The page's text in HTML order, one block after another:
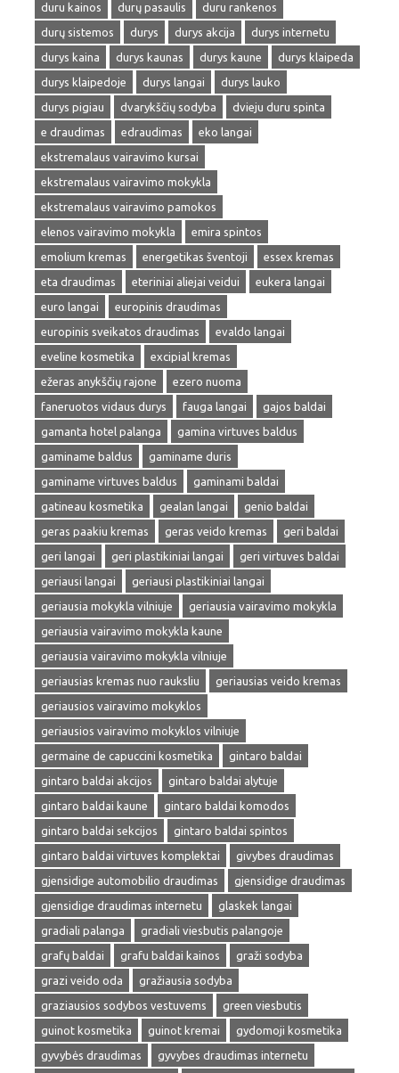
duru kainos
durų pasaulis
duru rankenos
durų sistemos
durys durys akcija
durys internetu
durys kaina
durys kaunas durys kaune
durys klaipeda
durys klaipedoje
durys langai
durys lauko
durys pigiau
dvarykščių sodyba
dvieju duru spinta
e draudimas
edraudimas
eko langai
ekstremalaus vairavimo kursai
ekstremalaus vairavimo mokykla
ekstremalaus vairavimo pamokos
elenos vairavimo mokykla
emira spintos
emolium kremas
energetikas šventoji
essex kremas
eta draudimas
eteriniai aliejai veidui
eukera langai
euro langai
europinis draudimas
europinis sveikatos draudimas
evaldo langai
eveline kosmetika
excipial kremas
ežeras anykščių rajone
ezero nuoma
faneruotos vidaus durys
fauga langai
gajos baldai
gamanta hotel palanga
gamina virtuves baldus
gaminame baldus
gaminame duris
gaminame virtuves baldus
gaminami baldai
gatineau kosmetika
gealan langai
genio baldai
geras paakiu kremas
geras veido kremas
geri baldai
geri langai
geri plastikiniai langai
geri virtuves baldai
geriausi langai
geriausi plastikiniai langai
geriausia mokykla vilniuje
geriausia vairavimo mokykla
geriausia vairavimo mokykla kaune
geriausia vairavimo mokykla vilniuje
geriausias kremas nuo rauksliu
geriausias veido kremas
geriausios vairavimo mokyklos
geriausios vairavimo mokyklos vilniuje
germaine de capuccini kosmetika
gintaro baldai
gintaro baldai akcijos
gintaro baldai alytuje
gintaro baldai kaune
gintaro baldai komodos
gintaro baldai sekcijos
gintaro baldai spintos
gintaro baldai virtuves komplektai
givybes draudimas
gjensidige automobilio draudimas
gjensidige draudimas
gjensidige draudimas internetu
glaskek langai
gradiali palanga
gradiali viesbutis palangoje
grafų baldai
grafu baldai kainos
graži sodyba
grazi veido oda
gražiausia sodyba
graziausios sodybos vestuvems
green viesbutis
guinot kosmetika
guinot kremai
gydomoji kosmetika
gyvybės draudimas
gyvybes draudimas internetu